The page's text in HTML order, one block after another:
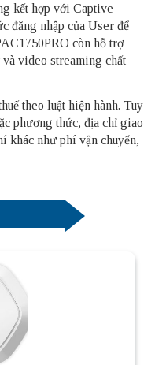
kết hợp với Captive
đăng nhập của User để
còn hỗ trợ
video streaming chất
theo luật hiện hành. Tuy
phương thức, địa chỉ giao
khác như phí vận chuyển,